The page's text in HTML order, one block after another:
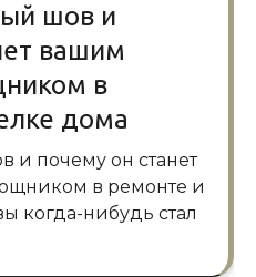
шов и
вашим
в
дома
в ремонте и
когда-нибудь стал